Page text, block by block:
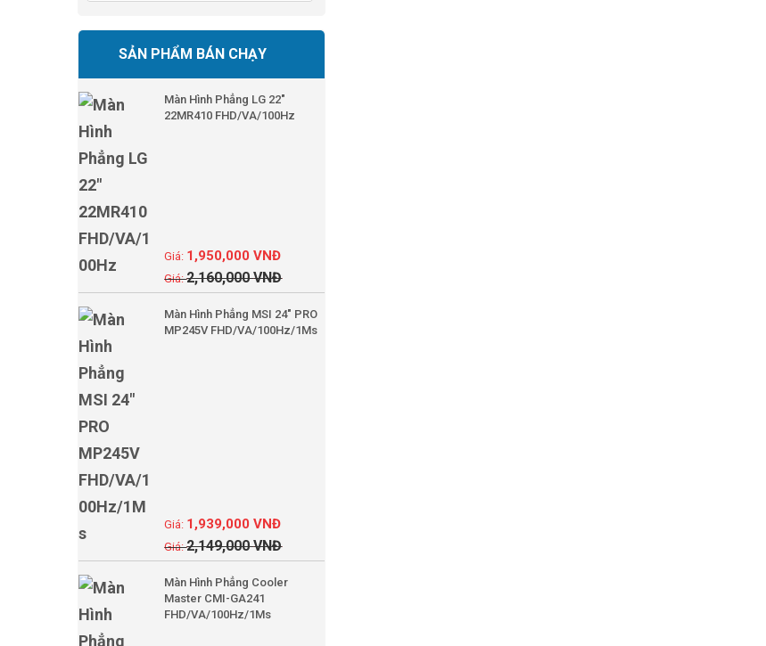
SẢN PHẨM BÁN CHẠY
Màn Hình Phẳng LG 22"
22MR410 FHD/VA/100Hz
2,160,000VNĐ
1,950,000VNĐ
Màn Hình Phẳng MSI 24" PRO
MP245V FHD/VA/100Hz/1Ms
2,149,000VNĐ
1,939,000VNĐ
Màn Hình Phẳng Cooler
Master CMI-GA241
FHD/VA/100Hz/1Ms